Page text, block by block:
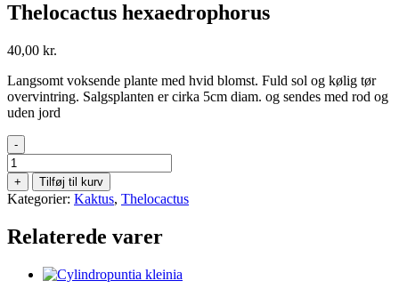
Thelocactus hexaedrophorus
40,00 kr.
Langsomt voksende plante med hvid blomst. Fuld sol og kølig tør
overvintring. Salgsplanten er cirka 5cm diam. og sendes med rod og
uden jord
-
Thelocactus
hexaedrophorus
antal
+ Tilføj til kurv
Kategorier: Kaktus, Thelocactus
Relaterede varer